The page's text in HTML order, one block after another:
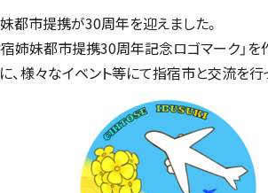
都市提携が30周年を迎えました。
姉妹都市提携30周年記念ロゴマーク」を
様々なイベント等にて指宿市と交流を行